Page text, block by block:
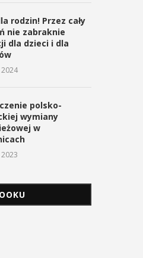
rodzin! Przez cały
nie zabraknie
dla dzieci i dla
polsko-
wymiany
w